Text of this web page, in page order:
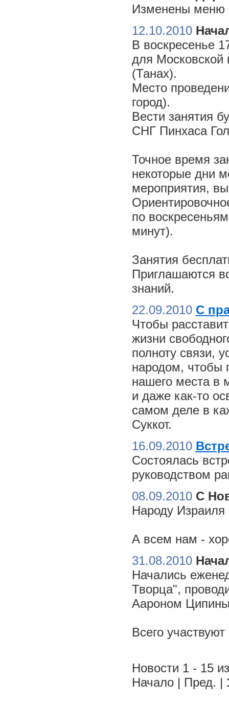
Изменены меню
12.10.2010
В воскресенье
для Московской
(Танах).
Место
город).
Вести занятия
СНГ Пинхаса
Точное время
некоторые дни
мероприятия,
по
минут).
Занятия
Приглашаются
знаний.
22.09.2010 С
Чтобы
жизни
полноту связи,
народом, чтобы
нашего места в
и даже как-то
самом деле в
Суккот.
16.09.2010
Состоялась
руководством
08.09.2010 С
Народу Израиля
А всем нам -
31.08.2010
Начались
Творца",
Аароном
Всего
Новости 1 - 15
Начало | Пред. |